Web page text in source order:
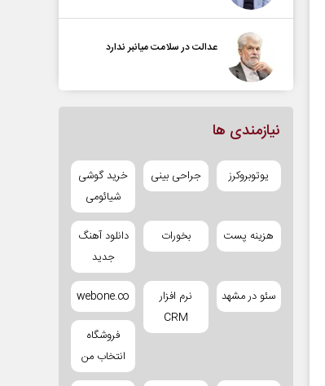
عدالت در سلامت میانبر ندارد
نیازمندی ها
یوتوبروکرز جراحی بینی
خرید گوشی
شیائومی
هزینه پست بخورات
دانلود آهنگ
جدید
سئو در مشهد
نرم افزار
CRM
webone.co
فروشگاه
انتخاب من